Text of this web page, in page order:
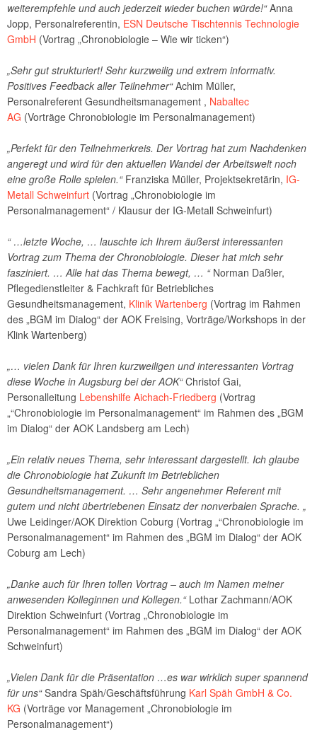
weiterempfehle und auch jederzeit wieder buchen würde!“Anna
Jopp, Personalreferentin, ESN Deutsche Tischtennis Technologie
GmbH (Vortrag „Chronobiologie – Wie wir ticken“)
„Sehr gut strukturiert! Sehr kurzweilig und extrem informativ.
Positives Feedback aller Teilnehmer“Achim Müller,
Personalreferent Gesundheitsmanagement , Nabaltec
AG (Vorträge Chronobiologie im Personalmanagement)
„Perfekt für den Teilnehmerkreis. Der Vortrag hat zum Nachdenken
angeregt und wird für den aktuellen Wandel der Arbeitswelt noch
eine große Rolle spielen.“ Franziska Müller, Projektsekretärin, IG-
Metall Schweinfurt (Vortrag „Chronobiologie im
Personalmanagement“ / Klausur der IG-Metall Schweinfurt)
“ …letzte Woche, … lauschte ich Ihrem äußerst interessanten
Vortrag zum Thema der Chronobiologie. Dieser hat mich sehr
fasziniert. … Alle hat das Thema bewegt, … “ Norman Daßler,
Pflegedienstleiter & Fachkraft für Betriebliches
Gesundheitsmanagement, Klinik Wartenberg (Vortrag im Rahmen
des „BGM im Dialog“ der AOK Freising, Vorträge/Workshops in der
Klink Wartenberg)
„… vielen Dank für Ihren kurzweiligen und interessanten Vortrag
diese Woche in Augsburg bei der AOK“Christof Gai,
Personalleitung Lebenshilfe Aichach-Friedberg (Vortrag
„“Chronobiologie im Personalmanagement“ im Rahmen des „BGM
im Dialog“ der AOK Landsberg am Lech)
„Ein relativ neues Thema, sehr interessant dargestellt. Ich glaube
die Chronobiologie hat Zukunft im Betrieblichen
Gesundheitsmanagement. … Sehr angenehmer Referent mit
gutem und nicht übertriebenen Einsatz der nonverbalen Sprache. „
Uwe Leidinger/AOK Direktion Coburg (Vortrag „“Chronobiologie im
Personalmanagement“ im Rahmen des „BGM im Dialog“ der AOK
Coburg am Lech)
„Danke auch für Ihren tollen Vortrag – auch im Namen meiner
anwesenden Kolleginnen und Kollegen.“ Lothar Zachmann/AOK
Direktion Schweinfurt (Vortrag „Chronobiologie im
Personalmanagement“ im Rahmen des „BGM im Dialog“ der AOK
Schweinfurt)
„Vielen Dank für die Präsentation …es war wirklich super spannend
für uns“Sandra Späh/Geschäftsführung Karl Späh GmbH & Co.
KG (Vorträge vor Management „Chronobiologie im
Personalmanagement“)